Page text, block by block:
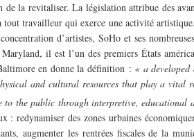
de la revitaliser. La législation attribue des
tout travailleur qui exerce une activité
d’artistes, SoHo et ses
Maryland, il est l’un des premiers États
en donne la définition : « a
and cultural resources that play a vital
to the public through interpretive, educational
: redynamiser des zones urbaines
augmenter les rentrées fiscales de la